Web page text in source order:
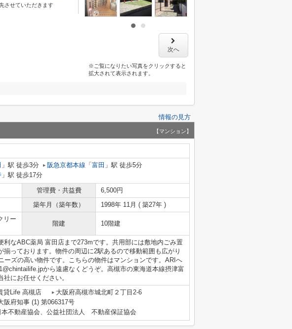
させていただきます
次へ
※ご覧になりたい写真をクリックすると
拡大されて表示されます。
情報の見方
【マンション】
」駅 徒歩3分 阪急京都本線 「 富田 」駅 徒歩5分
」駅 徒歩17分
管理費・共益費
6,500円
築年月（築年数） 1998年 11月 ( 築27年 )
リー
階建 10階建
利なABC薬局 富田店まで273mです。共用部には敷地内ごみ置
揃っております。物件の周辺に2駅あるので移動範囲も広がり
ーズの高い物件です。こちらの物件はマンションです。ARIへ
から遠慮なくどうぞ。高槻市の東海道本線摂津富
にお任せください。
貸Life 高槻店
大阪府高槻市城北町２丁目2-6
阪府知事 (1) 第066317号
不動産協会、公益社団法人 不動産保証協会